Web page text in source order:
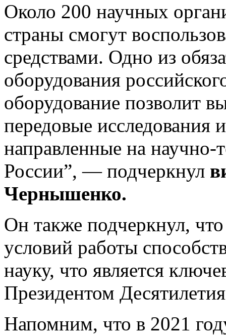
Около 200 научных
страны смогут
средствами. Одно из
оборудования
оборудование позволит
передовые исследования
направленные на научно-
России”, — подчеркнул
Чернышенко.
Он также подчеркнул,
условий работы
науку, что является
Президентом
Напомним, что в 2021